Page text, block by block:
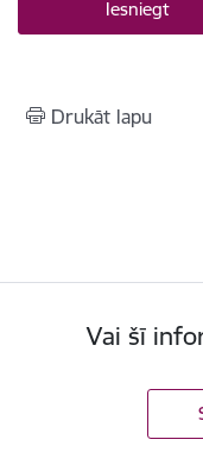
Drukāt lapu
Vai šī